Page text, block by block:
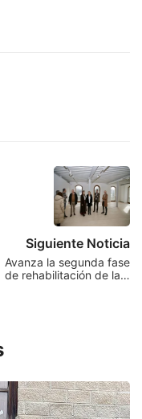
Siguiente Noticia
Avanza la segunda fase
de rehabilitación de la…